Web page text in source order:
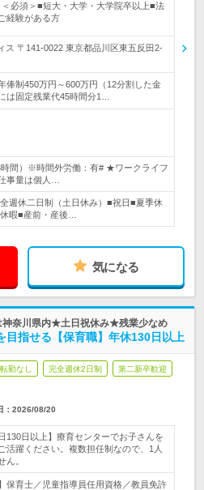
＜必須＞■短大・大学・大学院卒以上■法
経験がある方
〒141-0022 東京都品川区東五反田2-
俸制450万円～600万円（12分割した金
は固定残業代45時間分1…
時間）※時間外労働：有# ★ワークライフ
事量は個人…
週休二日制（土日休み）■祝日■夏季休
暇■産前・産後…
気になる
奈川県内★土日祝休み★残業少なめ
目指せる【保育職】年休130日以上
転勤なし 完全週休2日制 第二新卒歓迎
： 2026/08/20
130日以上】療育センターでお子さんを
活躍ください。複数担任制なので、1人
ん。
保育士／児童指導員任用資格／教員免許